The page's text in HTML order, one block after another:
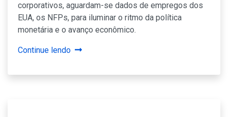
corporativos, aguardam-se dados de empregos dos
EUA, os NFPs, para iluminar o ritmo da política
monetária e o avanço econômico.
Continue lendo